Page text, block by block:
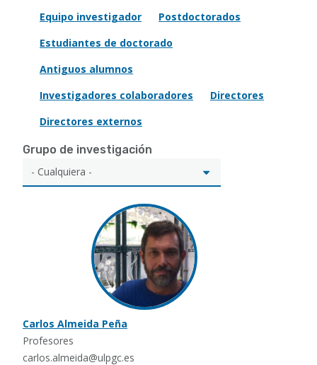
Equipo investigador
Postdoctorados
Estudiantes de doctorado
Antiguos alumnos
Investigadores colaboradores
Directores
Directores externos
Grupo de investigación
Carlos Almeida Peña
Profesores
carlos.almeida@ulpgc.es